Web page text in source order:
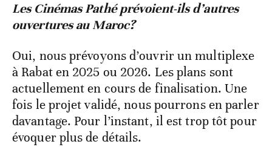
Les Cinémas Pathé prévoient-ils d’autres
ouvertures au Maroc?
Oui, nous prévoyons d’ouvrir un multiplexe
à Rabat en 2025 ou 2026. Les plans sont
actuellement en cours de finalisation. Une
fois le projet validé, nous pourrons en parler
davantage. Pour l’instant, il est trop tôt pour
évoquer plus de détails.